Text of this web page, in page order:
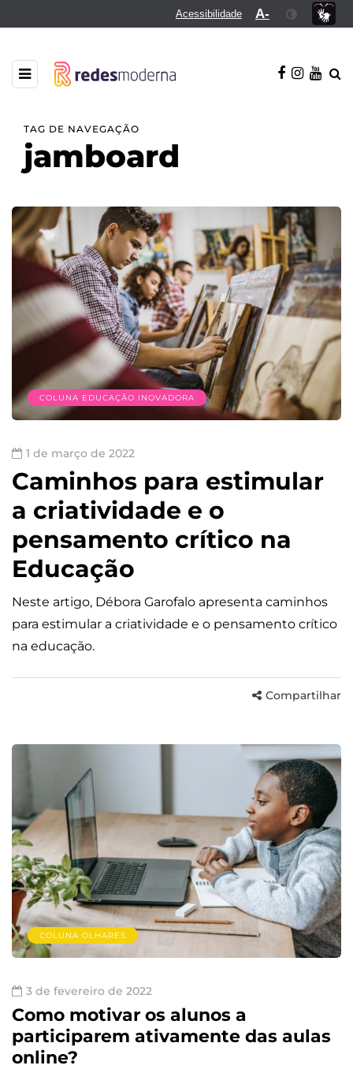
Acessibilidade A-
TAG DE NAVEGAÇÃO
jamboard
COLUNA EDUCAÇÃO INOVADORA
1 de março de 2022
Caminhos para estimular
a criatividade e o
pensamento crítico na
Educação
Neste artigo, Débora Garofalo apresenta caminhos
para estimular a criatividade e o pensamento crítico
na educação.
Compartilhar
COLUNA OLHARES
3 de fevereiro de 2022
Como motivar os alunos a
participarem ativamente das aulas
online?